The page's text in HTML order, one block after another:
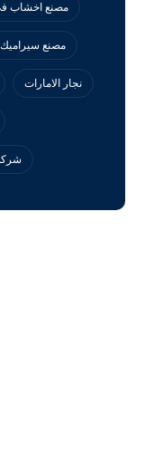
مصنع اخشاب
مصنع سيراميك
نجار الامارات